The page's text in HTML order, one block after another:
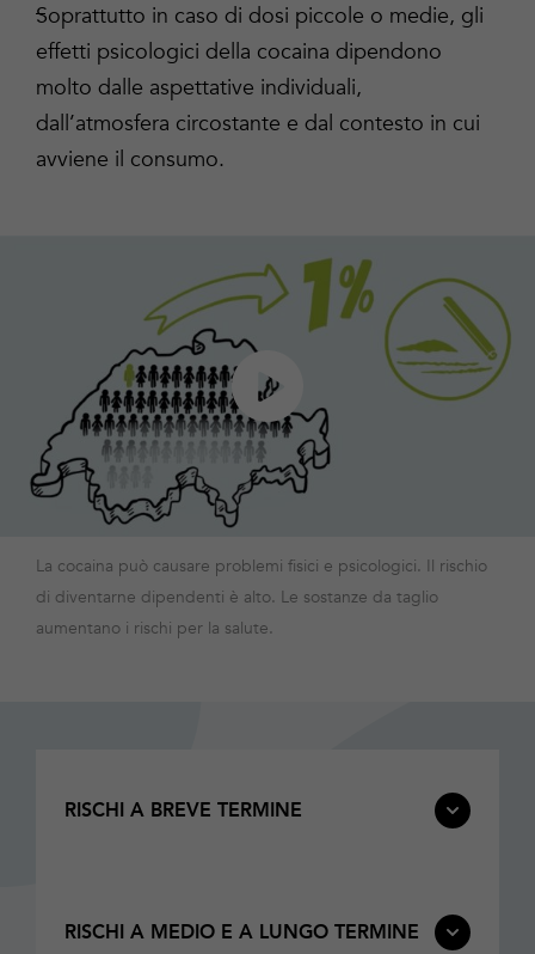
Soprattutto in caso di dosi piccole o medie, gli
effetti psicologici della cocaina dipendono
molto dalle aspettative individuali,
dall’atmosfera circostante e dal contesto in cui
avviene il consumo.
La cocaina può causare problemi fisici e psicologici. Il rischio
di diventarne dipendenti è alto. Le sostanze da taglio
aumentano i rischi per la salute.
RISCHI A BREVE TERMINE
RISCHI A MEDIO E A LUNGO TERMINE